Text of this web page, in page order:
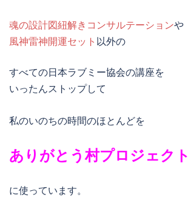
魂の設計図紐解きコンサルテーションや
風神雷神開運セット 以外の
すべての日本ラブミー協会の講座を
いったんストップして
私のいのちの時間のほとんどを
ありがとう村プロジェクト
に使っています。